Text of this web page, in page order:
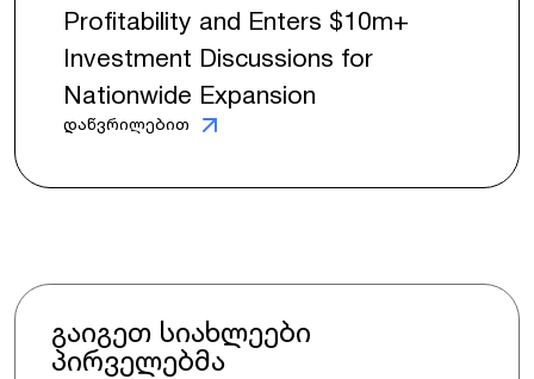
Profitability and Enters $10m+
Investment Discussions for
Nationwide Expansion
დაწვრილებით
გაიგეთ სიახლეები
პირველებმა